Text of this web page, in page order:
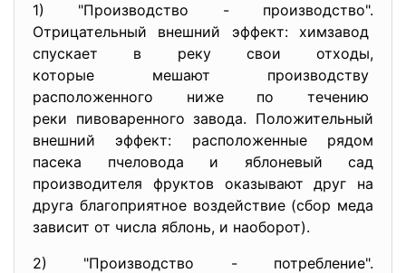
1) "Производство - производство".
Отрицательный внешний эффект: химзавод
спускает в реку свои отходы,
которые мешают производству
расположенного ниже по течению
реки пивоваренного завода. Положительный
внешний эффект: расположенные рядом
пасека пчеловода и яблоневый сад
производителя фруктов оказывают друг на
друга благоприятное воздействие (сбор меда
зависит от числа яблонь, и наоборот).
2) "Производство - потребление".